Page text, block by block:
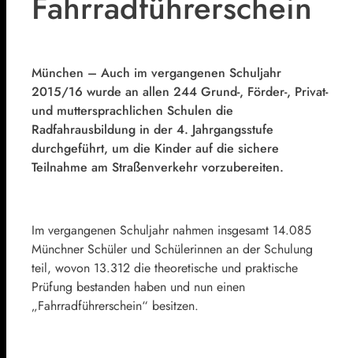
München – Auch im vergangenen Schuljahr
2015/16 wurde an allen 244 Grund-, Förder-, Privat-
und muttersprachlichen Schulen die
Radfahrausbildung in der 4. Jahrgangsstufe
durchgeführt, um die Kinder auf die sichere
Teilnahme am Straßenverkehr vorzubereiten.
Im vergangenen Schuljahr nahmen insgesamt 14.085
Münchner Schüler und Schülerinnen an der Schulung
teil, wovon 13.312 die theoretische und praktische
Prüfung bestanden haben und nun einen
„Fahrradführerschein“ besitzen.